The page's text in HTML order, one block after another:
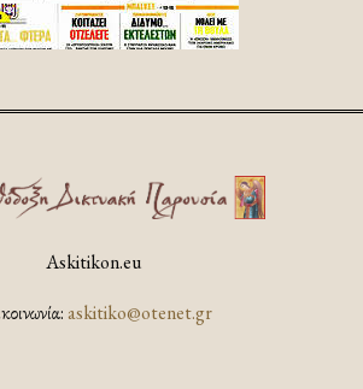
Askitikon.eu
askitiko@otenet.gr